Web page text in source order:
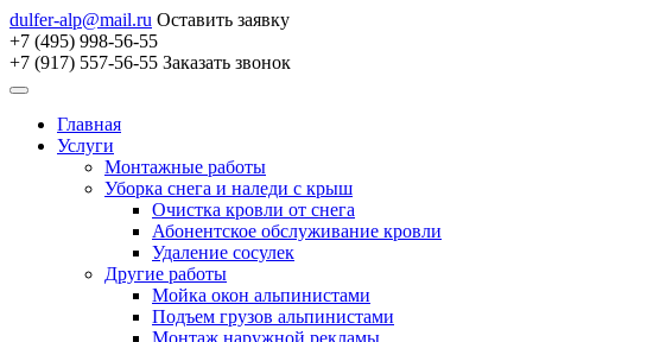
dulfer-alp@mail.ru Оставить заявку
+7 (495) 998-56-55
+7 (917) 557-56-55 Заказать звонок
Главная
Услуги
Монтажные работы
Уборка снега и наледи с крыш
Очистка кровли от снега
Абонентское обслуживание кровли
Удаление сосулек
Другие работы
Мойка окон альпинистами
Подъем грузов альпинистами
Монтаж наружной рекламы